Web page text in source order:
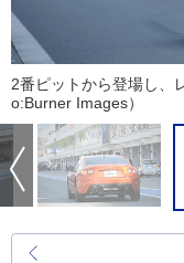
2番ピットから登場し、
o:Burner Images）